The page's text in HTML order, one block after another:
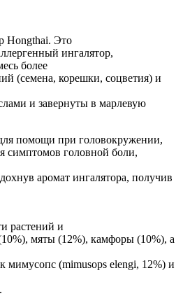
Hongthai. Это
ингалятор,
более
(семена, корешки, соцветия) и
и завернуты в марлевую
помощи при головокружении,
симптомов головной боли,
аромат ингалятора, получив
растений и
мяты (12%), камфоры (10%), а
мимусопс (mimusops elengi, 12%) и